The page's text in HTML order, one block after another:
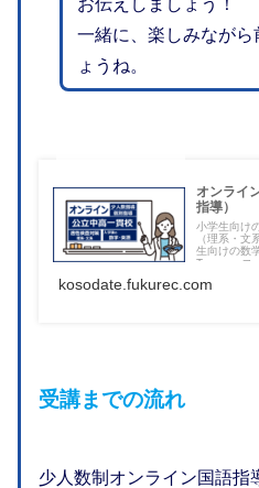
一緒に、楽しみながら
ょうね。
オンライ
指導）
小学生向け
（理系・文
生向けの数
Treasureコ
kosodate.fukurec.com
受講までの流れ
少人数制オンライン国語指